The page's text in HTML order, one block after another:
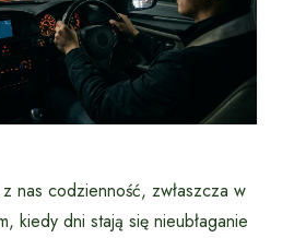
nas codzienność, zwłaszcza w
kiedy dni stają się nieubłaganie